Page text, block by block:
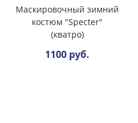
Маскировочный зимний
костюм "Specter"
(кватро)
1100 руб.